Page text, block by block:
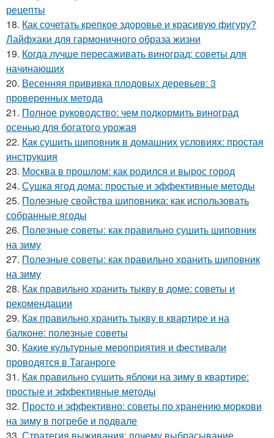
рецепты
18. Как сочетать крепкое здоровье и красивую фигуру?
Лайфхаки для гармоничного образа жизни
19. Когда лучше пересаживать виноград: советы для
начинающих
20. Весенняя прививка плодовых деревьев: 3
проверенных метода
21. Полное руководство: чем подкормить виноград
осенью для богатого урожая
22. Как сушить шиповник в домашних условиях: простая
инструкция
23. Москва в прошлом: как родился и вырос город
24. Сушка ягод дома: простые и эффективные методы
25. Полезные свойства шиповника: как использовать
собранные ягоды
26. Полезные советы: как правильно сушить шиповник
на зиму
27. Полезные советы: как правильно хранить шиповник
на зиму
28. Как правильно хранить тыкву в доме: советы и
рекомендации
29. Как правильно хранить тыкву в квартире и на
балконе: полезные советы
30. Какие культурные мероприятия и фестивали
проводятся в Таганроге
31. Как правильно сушить яблоки на зиму в квартире:
простые и эффективные методы
32. Просто и эффективно: советы по хранению моркови
на зиму в погребе и подвале